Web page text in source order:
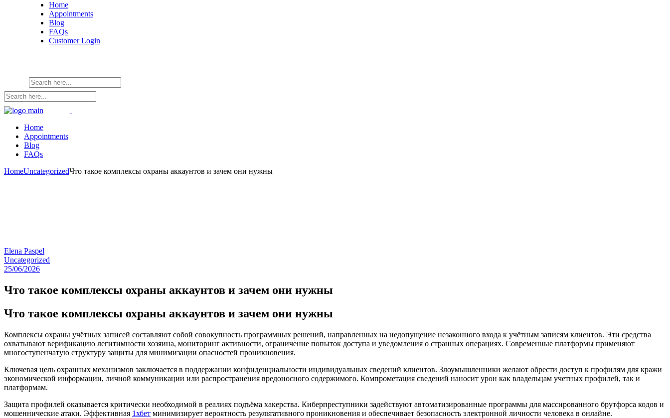
Home
Appointments
Blog
FAQs
Customer Login
Home
Appointments
Blog
FAQs
HomeUncategorizedЧто такое комплексы охраны аккаунтов и зачем они нужны
Elena Paspel
Uncategorized
25/06/2026
Что такое комплексы охраны аккаунтов и зачем они нужны
Что такое комплексы охраны аккаунтов и зачем они нужны
Комплексы охраны учётных записей составляют собой совокупность программных решений, направленных на недопущение незаконного входа к учётным записям клиентов. Эти средства
охватывают верификацию легитимности хозяина, мониторинг активности, ограничение попыток доступа и уведомления о странных операциях. Современные платформы применяют
многоступенчатую структуру защиты для минимизации опасностей проникновения.
Ключевая цель охранных механизмов заключается в поддержании конфиденциальности индивидуальных сведений клиентов. Злоумышленники желают обрести доступ к профилям для кражи
экономической информации, личной коммуникации или распространения вредоносного содержимого. Компрометация сведений наносит урон как владельцам учетных профилей, так и
платформам.
Защита профилей оказывается критически необходимой в реалиях подъёма хакерства. Киберпреступники задействуют автоматизированные программы для массированного брутфорса кодов и
мошеннические атаки. Эффективная 1хбет минимизирует вероятность результативного проникновения и обеспечивает безопасность электронной личности человека в онлайне.